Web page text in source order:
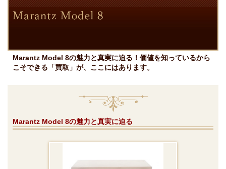
Marantz Model 8の魅力と真実に迫る！価値を知っているから
こそできる「買取」が、ここにはあります。
Marantz Model 8の魅力と真実に迫る